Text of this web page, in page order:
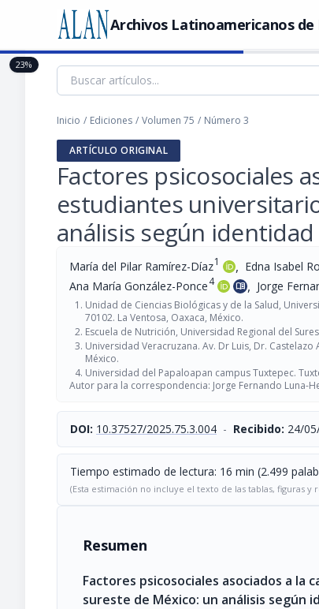
Archivos Latinoamericanos
Inicio / Ediciones / Volumen 75 / Número 3
ARTÍCULO ORIGINAL
Factores psicosociales
estudiantes
análisis según
María del Pilar Ramírez-Díaz1 , Edna Isabel
Ana María González-Ponce4 menu_book , Jorge
Unidad de Ciencias Biológicas y de la Salud,
70102. La Ventosa, Oaxaca, México.
Escuela de Nutrición, Universidad Regional del
Universidad Veracruzana. Av. Dr Luis, Dr.
México.
Universidad del Papaloapan campus Tuxtepec.
Autor para la correspondencia: Jorge Fernando Luna-
DOI: 10.37527/2025.75.3.004 - Recibido: 24/
Tiempo estimado de lectura: 16 min (2.499
(Esta estimación no incluye el texto de las tablas, figuras y
Resumen
Factores psicosociales asociados a
sureste de México: un análisis según
23%